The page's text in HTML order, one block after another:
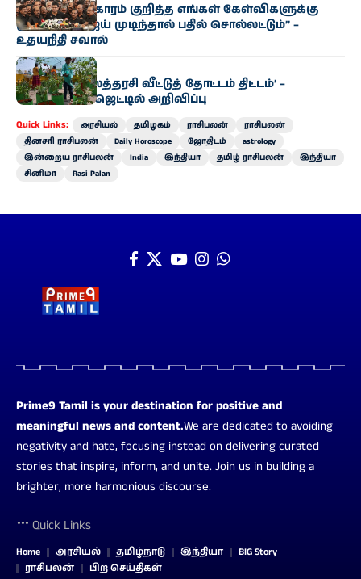
“காவிரி விவகாரம் குறித்த எங்கள் கேள்விகளுக்கு
முதல்வர் விஜய் முடிந்தால் பதில் சொல்லட்டும்” –
உதயநிதி சவால்
அரசியல்
‘வெற்றி இல்லத்தரசி வீட்டுத் தோட்டம் திட்டம்’ –
வேளாண் பட்ஜெட்டில் அறிவிப்பு
Quick Links: அரசியல் தமிழகம் ராசிபலன்
ராசிபலன்
தினசரி ராசிபலன்
Daily Horoscope ஜோதிடம்
astrology
இன்றைய ராசிபலன்
India இந்தியா தமிழ் ராசிபலன்
இந்தியா
சினிமா
Rasi Palan
Prime9 Tamil is your destination for positive and
meaningful news and content.We are dedicated to avoiding
negativity and hate, focusing instead on delivering curated
stories that inspire, inform, and unite. Join us in building a
brighter, more harmonious discourse.
Quick Links
Home அரசியல் தமிழ்நாடு இந்தியா
BIG Story
ராசிபலன்
பிற செய்திகள்